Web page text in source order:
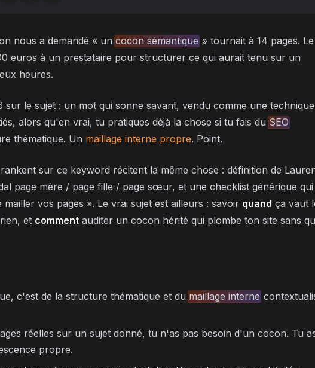
nous a demandé « un cocon sémantique » tournait à 14 pages. Le
euros à un prestataire pour structurer ce qui aurait tenu sur un
heures.
sur le sujet : un mot qui sonne savant, vendu comme une technique
alors qu'en vrai, tu pratiques déjà la chose si tu fais du SEO
thématique. Un maillage interne propre. Point.
sur ce keyword récitent la même chose : définition de
page mère / page fille / page sœur, et une checklist générique qui
vos pages ». Le vrai sujet est ailleurs : savoir quand ça vaut
et comment auditer un cocon hérité qui plombe ton site sans
c'est de la structure thématique et du maillage interne
réelles sur un sujet donné, tu n'as pas besoin d'un cocon. Tu
propre.